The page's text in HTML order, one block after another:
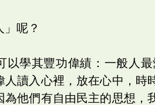
呢？
以學其豐功偉績：一般人
人讀入心裡，放在心中，時
為他們有自由民主的思想，